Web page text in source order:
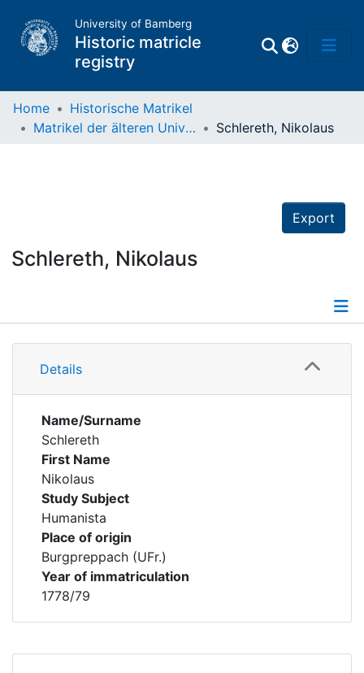
University of Bamberg
Historic matricle
registry
Home
Historische Matrikel
Matrikel der älteren Universität
Schlereth, Nikolaus
Export
Schlereth, Nikolaus
Details
Details
Name/Surname
Schlereth
First Name
Nikolaus
Study Subject
Humanista
Place of origin
Burgpreppach (UFr.)
Year of immatriculation
1778/79